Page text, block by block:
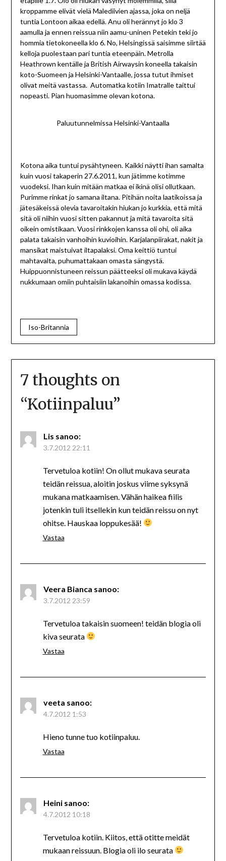
kroppamme elivät vielä Malediivien ajassa, joka on neljä
tuntia Lontoon aikaa edellä. Anu oli herännyt jo klo 3
aamulla ja ennen reissua niin aamu-uninen Petekin teki jo
hommia tietokoneella klo 6. No, Helsingissä saisimme siirtää
kelloja puolestaan pari tuntia eteenpäin. Metrolla
Heathrown kentälle ja British Airwaysin koneella takaisin
koto-Suomeen ja Helsinki-Vantaalle, jossa tutut ihmiset
olivat meitä vastassa. Automatka kotiin Imatralle taittui
nopeasti. Pian huomasimme olevan kotona.
Paluutunnelmissa Helsinki-Vantaalla
Kotona aika tuntui pysähtyneen. Kaikki näytti ihan samalta
kuin vuosi takaperin 27.6.2011, kun jätimme kotimme
vuodeksi. Ihan kuin mitään matkaa ei ikinä olisi ollutkaan.
Purimme rinkat jo samana iltana. Pitihän noita laatikoissa ja
jätesäkeissä olevia tavaroitakin hiukan jo kurkkia, että mitä
sitä oli niihin vuosi sitten pakannut ja mitä tavaroita sitä
oikein omistikaan. Vuosi rinkkojen kanssa oli ohi, oli aika
palata takaisin vanhoihin kuvioihin. Karjalanpiirakat, nakit ja
mansikat maistuivat iltapalaksi. Oma keittiö tuntui
mahtavalta, puhumattakaan omasta sängystä.
Huippuonnistuneen reissun päätteeksi oli mukava käydä
nukkumaan omiin puhtaisiin lakanoihin omassa kodissa.
Iso-Britannia
7 thoughts on
“Kotiinpaluu”
Lis sanoo:
3.7.2012 22:11
Tervetuloa kotiin! On ollut mukava seurata
teidän reissua, aloitin joskus viime syksynä
mukana matkaamisen. Vähän haikea fiilis
jotenkin tuli itsellekin kun teidän reissu on nyt
ohitse. Hauskaa loppukesää!
Vastaa
Veera Bianca sanoo:
3.7.2012 23:59
Tervetuloa takaisin suomeen! teidän blogia oli
kiva seurata
Vastaa
veeta sanoo:
4.7.2012 1:53
Hieno tunne tuo kotiinpaluu.
Vastaa
Heini sanoo:
4.7.2012 10:18
Tervetuloa kotiin. Kiitos, että otitte meidät
mukaan reissuun. Blogia oli ilo seurata